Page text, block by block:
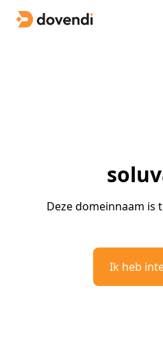
Deze domeinnaam is
Ik heb